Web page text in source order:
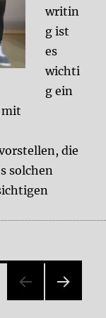
writin
g ist
es
wichti
g ein
mit
die
solchen
Pedalboard“